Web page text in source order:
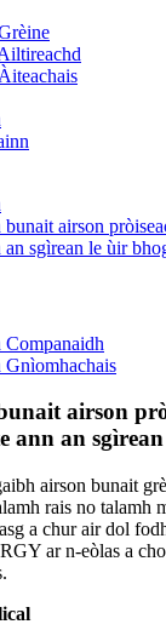
bunait airson
an sgìrean le ùir
Companaidh
Gnìomhachais
airson
ann an
airson bunait
rais no talamh
a chur air dol
ar n-eòlas a